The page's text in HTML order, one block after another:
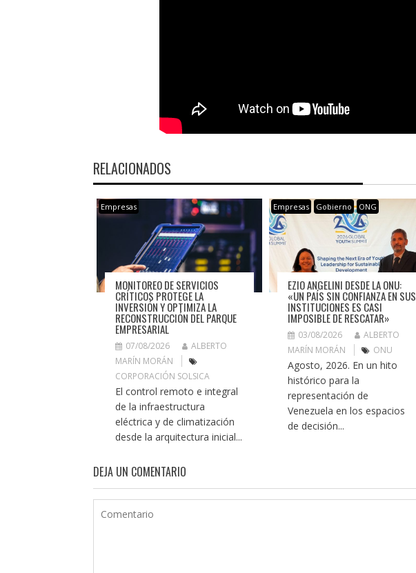
RELACIONADOS
Empresas
MONITOREO DE SERVICIOS
CRÍTICOS PROTEGE LA
INVERSIÓN Y OPTIMIZA LA
RECONSTRUCCIÓN DEL PARQUE
EMPRESARIAL
07/08/2026
ALBERTO
MARÍN MORÁN
CORPORACIÓN SOLSICA
El control remoto e integral
de la infraestructura
eléctrica y de climatización
desde la arquitectura inicial...
Empresas Gobierno ONG
EZIO ANGELINI DESDE LA ONU:
«UN PAÍS SIN CONFIANZA EN SUS
INSTITUCIONES ES CASI
IMPOSIBLE DE RESCATAR»
03/08/2026
ALBERTO
MARÍN MORÁN
ONU
Agosto, 2026. En un hito
histórico para la
representación de
Venezuela en los espacios
de decisión...
DEJA UN COMENTARIO